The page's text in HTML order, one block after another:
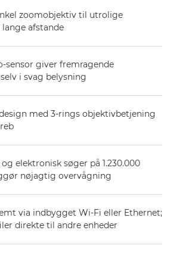
zoomobjektiv til utrolige
afstande
sensor giver fremragende
i svag belysning
med 3-rings objektivbetjening
elektronisk søger på 1.230.000
nøjagtig overvågning
via indbygget Wi-Fi eller Ethernet;
direkte til andre enheder